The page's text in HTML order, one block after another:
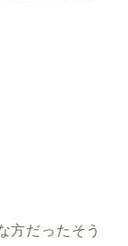
方だったそう